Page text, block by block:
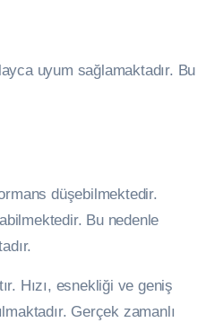
uyum sağlamaktadır. Bu
düşebilmektedir.
Bu nedenle
Hızı, esnekliği ve geniş
Gerçek zamanlı